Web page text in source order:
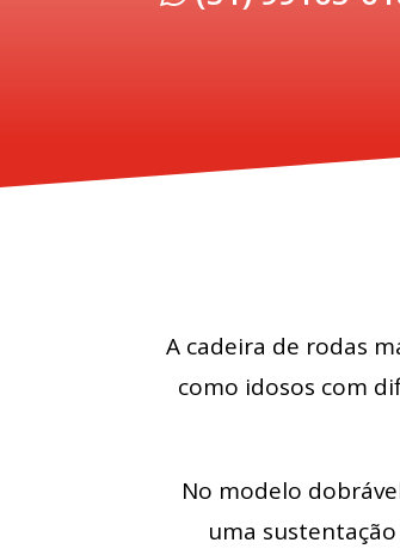
A cadeira de rodas
como idosos com
No modelo
uma